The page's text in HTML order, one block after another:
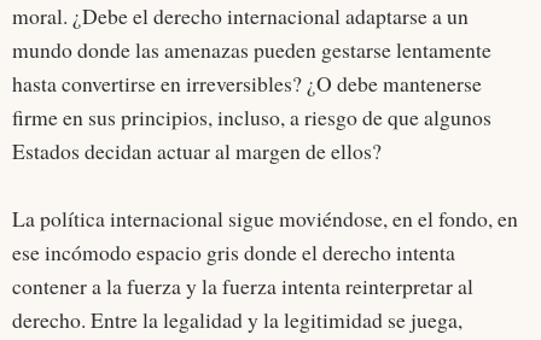
moral. ¿Debe el derecho internacional adaptarse a un
mundo donde las amenazas pueden gestarse lentamente
hasta convertirse en irreversibles? ¿O debe mantenerse
firme en sus principios, incluso, a riesgo de que algunos
Estados decidan actuar al margen de ellos?
La política internacional sigue moviéndose, en el fondo, en
ese incómodo espacio gris donde el derecho intenta
contener a la fuerza y la fuerza intenta reinterpretar al
derecho. Entre la legalidad y la legitimidad se juega,